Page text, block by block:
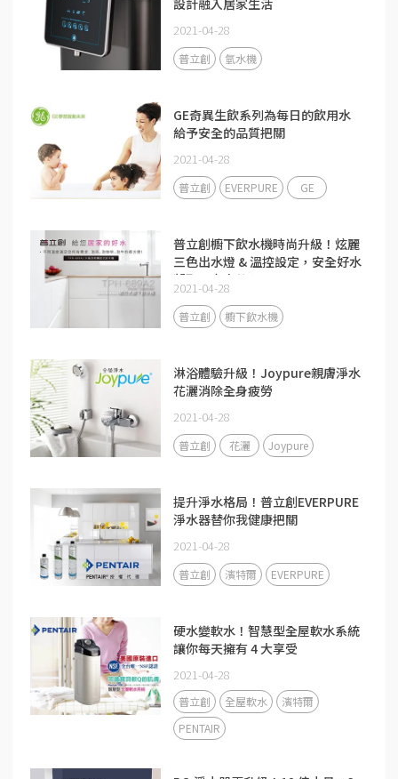
2021-04-28
普立創 氫水機
GE奇異生飲系列為每日的飲用水
給予安全的品質把關
2021-04-28
普立創 EVERPURE GE
普立創櫥下飲水機時尚升級！炫麗
三色出水燈 & 溫控設定，安全好水
凝聚全家人的心
2021-04-28
普立創 櫥下飲水機
淋浴體驗升級！Joypure親膚淨水
花灑消除全身疲勞
2021-04-28
普立創 花灑 Joypure
提升淨水格局！普立創EVERPURE
淨水器替你我健康把關
2021-04-28
普立創 濱特爾 EVERPURE
硬水變軟水！智慧型全屋軟水系統
讓你每天擁有 4 大享受
2021-04-28
普立創 全屋軟水
濱特爾
PENTAIR